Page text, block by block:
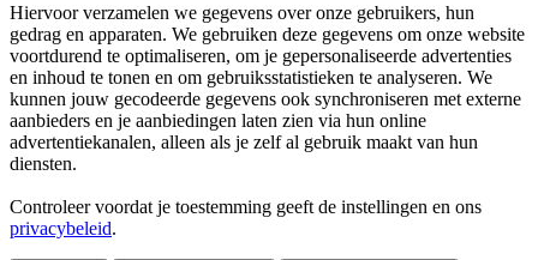
Hiervoor verzamelen we gegevens over onze gebruikers, hun
gedrag en apparaten. We gebruiken deze gegevens om onze website
voortdurend te optimaliseren, om je gepersonaliseerde advertenties
en inhoud te tonen en om gebruiksstatistieken te analyseren. We
kunnen jouw gecodeerde gegevens ook synchroniseren met externe
aanbieders en je aanbiedingen laten zien via hun online
advertentiekanalen, alleen als je zelf al gebruik maakt van hun
diensten.
Controleer voordat je toestemming geeft de instellingen en ons
privacybeleid.